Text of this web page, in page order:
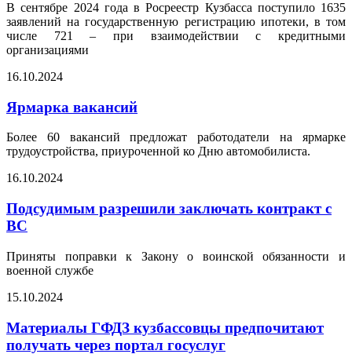
В сентябре 2024 года в Росреестр Кузбасса поступило 1635
заявлений на государственную регистрацию ипотеки, в том
числе 721 – при взаимодействии с кредитными
организациями
16.10.2024
Ярмарка вакансий
Более 60 вакансий предложат работодатели на ярмарке
трудоустройства, приуроченной ко Дню автомобилиста.
16.10.2024
Подсудимым разрешили заключать контракт с
ВС
Приняты поправки к Закону о воинской обязанности и
военной службе
15.10.2024
Материалы ГФДЗ кузбассовцы предпочитают
получать через портал госуслуг